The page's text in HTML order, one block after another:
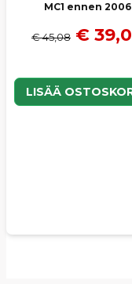
MC1 ennen 2006
€ 45,08 €
LISÄÄ